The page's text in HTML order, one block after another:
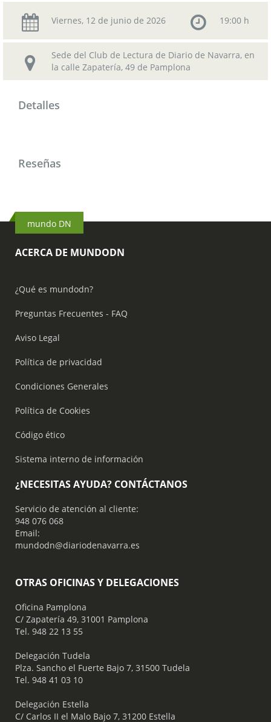
Viernes, 12 de junio de 2026 19:00 h
Sede del Club de Lectura de Diario de Navarra, en
la calle Zapatería, 49 de Pamplona
Detalles
Reseñas
mundo DN
ACERCA DE MUNDODN
¿Qué es mundodn?
Preguntas Frecuentes - FAQ
Aviso Legal
Política de privacidad
Condiciones Generales
Política de Cookies
Código ético
Sistema interno de información
¿NECESITAS AYUDA? CONTÁCTANOS
Servicio de atención al cliente:
948 076 068
Email:
mundodn@diariodenavarra.es
OTRAS OFICINAS Y DELEGACIONES
Oficina Pamplona
C/ Zapatería 49, 31001 Pamplona
Tel. 948 22 13 55
​ Delegación Tudela
Plza. Sancho el Fuerte Bajo 7, 31500 Tudela
Tel. 948 41 03 10
​ Delegación Estella
C/ Carlos II el Malo Bajo 7, 31200 Estella